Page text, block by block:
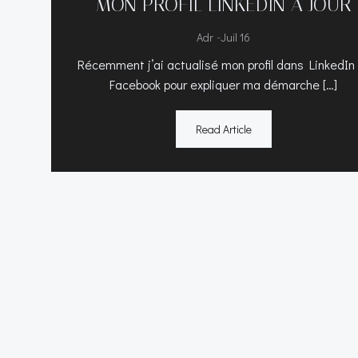
MON PROFIL LINKEDIN A JOUR
Adr -Juil 16
Récemment j’ai actualisé mon profil dans
Facebook pour expliquer ma démarche […]
Read Article